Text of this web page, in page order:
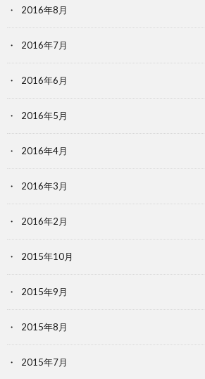
2016年8月
2016年7月
2016年6月
2016年5月
2016年4月
2016年3月
2016年2月
2015年10月
2015年9月
2015年8月
2015年7月